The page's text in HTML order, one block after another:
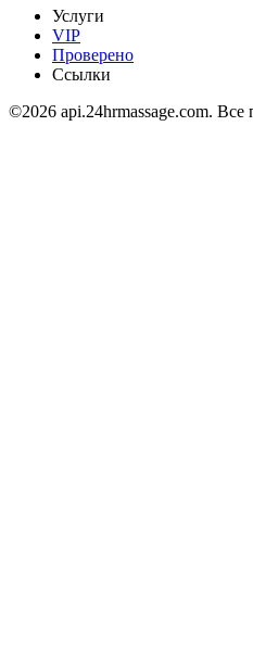
Услуги
VIP
Проверено
Ссылки
©2026 api.24hrmassage.com.